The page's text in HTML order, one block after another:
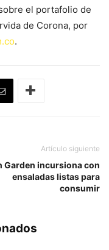
el portafolio de
de Corona, por
.
Artículo siguiente
Garden incursiona con
ensaladas listas para
consumir